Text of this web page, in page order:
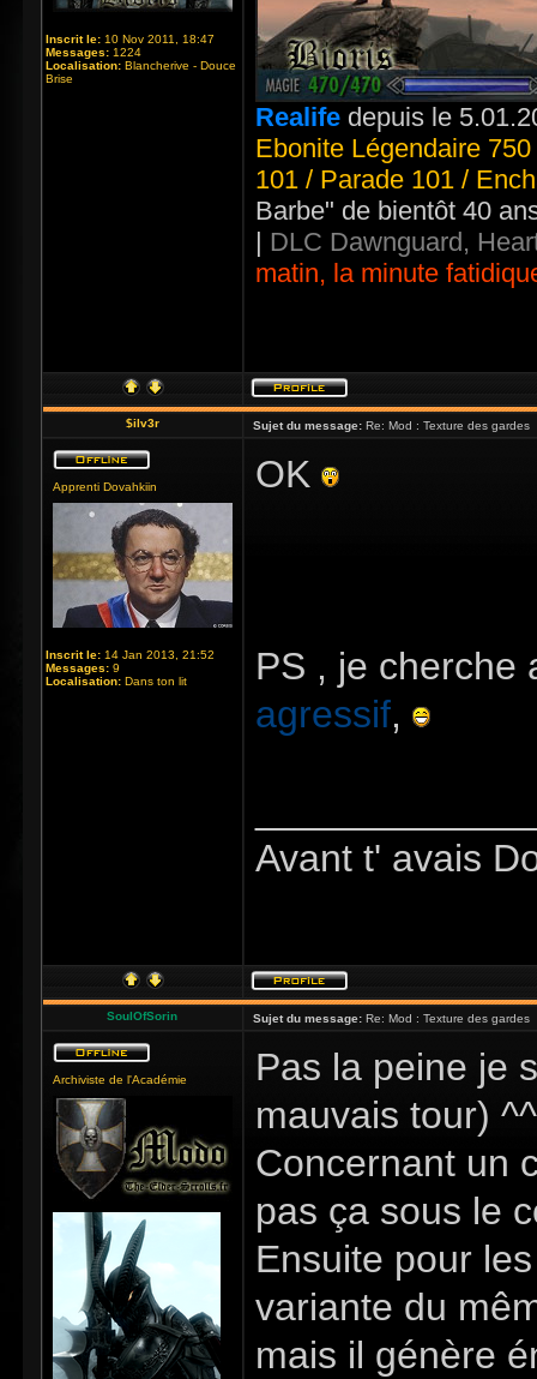
Inscrit le: 10 Nov 2011, 18:47
Messages: 1224
Localisation: Blancherive - Douce
Brise
Realife depuis le
Ebonite Légendaire
101 / Parade 101 /
Barbe" de bientôt 40
| DLC Dawnguard,
matin, la minute
$ilv3r Sujet du message: Re: Mod : Texture des gardes
Apprenti Dovahkiin
Inscrit le: 14 Jan 2013, 21:52
Messages: 9
Localisation: Dans ton lit
OK
PS , je cherche
agressif,
Avant t' avais
SoulOfSorin Sujet du message: Re: Mod : Texture des gardes
Archiviste de l'Académie
Pas la peine je
mauvais tour) ^^
Concernant un
pas ça sous le
Ensuite pour
variante du
mais il génère